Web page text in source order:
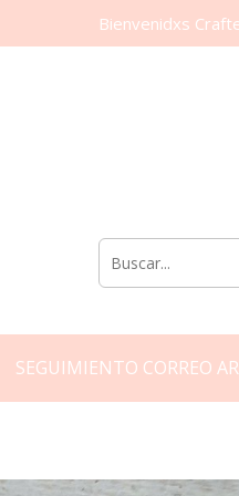
Bienvenidxs
SEGUIMIENTO CORREO